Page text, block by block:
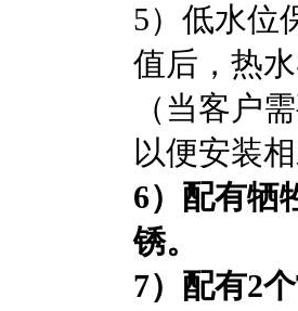
5）低水位
值后，热
（当客户
以便安装
6）配有牺
锈。
7）配有2